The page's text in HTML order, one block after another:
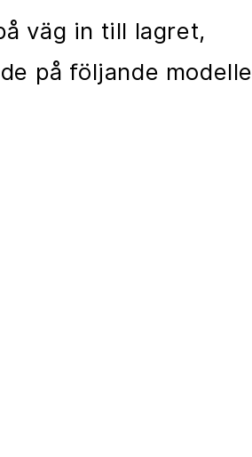
väg in till lagret,
på följande